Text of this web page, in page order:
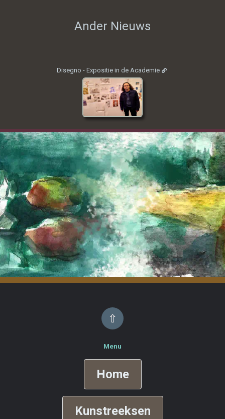
Ander Nieuws
Disegno - Expositie in de Academie
⇧
Menu
Home
Kunstreeksen